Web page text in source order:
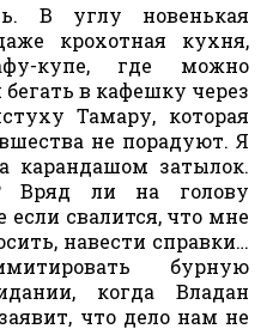
В углу новенькая
крохотная кухня,
купе, где можно
в кафешку через
Тамару, которая
не порадуют. Я
карандашом затылок.
Вряд ли на голову
если свалится, что мне
навести справки…
бурную
когда Владан
что дело нам не